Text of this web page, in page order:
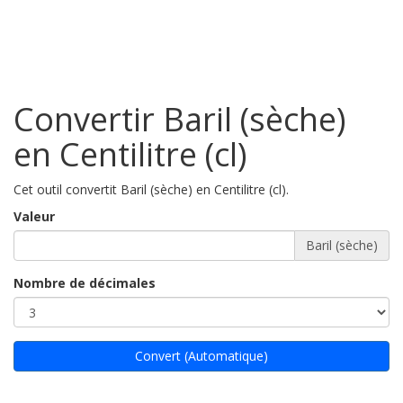
Convertir Baril (sèche)
en Centilitre (cl)
Cet outil convertit Baril (sèche) en Centilitre (cl).
Valeur
Baril (sèche)
Nombre de décimales
Convert (Automatique)